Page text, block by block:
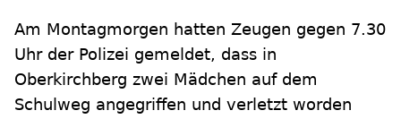
Am Montagmorgen hatten Zeugen gegen 7.30
Uhr der Polizei gemeldet, dass in
Oberkirchberg zwei Mädchen auf dem
Schulweg angegriffen und verletzt worden